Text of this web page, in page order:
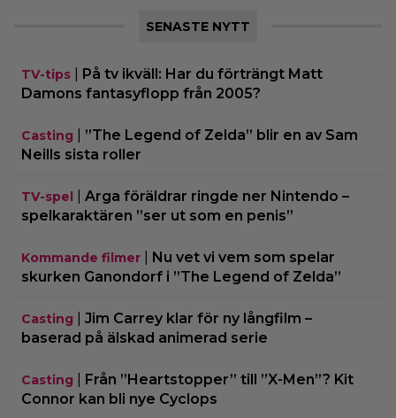
SENASTE NYTT
TV-tips
På tv ikväll: Har du förträngt Matt
Damons fantasyflopp från 2005?
Casting
”The Legend of Zelda” blir en av Sam
Neills sista roller
TV-spel
Arga föräldrar ringde ner Nintendo –
spelkaraktären ”ser ut som en penis”
Kommande filmer
Nu vet vi vem som spelar
skurken Ganondorf i ”The Legend of Zelda”
Casting
Jim Carrey klar för ny långfilm –
baserad på älskad animerad serie
Casting
Från ”Heartstopper” till ”X-Men”? Kit
Connor kan bli nye Cyclops